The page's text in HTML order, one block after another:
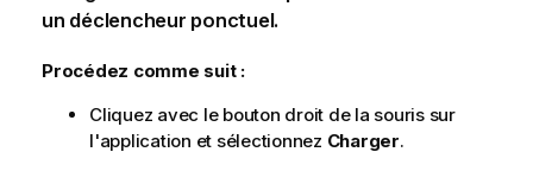
un déclencheur ponctuel.
Procédez comme suit :
Cliquez avec le bouton droit de la souris sur
l'application et sélectionnez Charger.